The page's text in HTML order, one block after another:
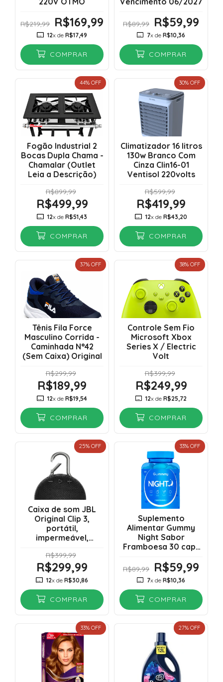
R$219,99 R$169,99
12x de R$17,49
COMPRAR
R$89,99 R$59,99
7x deR$10,36
COMPRAR
44% OFF
Fogão Industrial 2
Bocas Dupla Chama -
Chamalar (Outlet
Leia a Descrição)
R$899,99
R$499,99
12x de R$51,43
COMPRAR
30% OFF
Climatizador 16 litros
130w Branco Com
Cinza Clin16-01
Ventisol 220volts
R$599,99
R$419,99
12x de R$43,20
COMPRAR
37% OFF
Tênis Fila Force
Masculino Corrida -
Caminhada N°42
(Sem Caixa) Original
R$299,99
R$189,99
12x de R$19,54
COMPRAR
38% OFF
Controle Sem Fio
Microsoft Xbox
Series X / Electric
Volt
R$399,99
R$249,99
12x deR$25,72
COMPRAR
25% OFF
Caixa de som JBL
Original Clip 3,
portátil,
impermeável,
R$399,99
R$299,99
12x de R$30,86
COMPRAR
33% OFF
Suplemento
Alimentar Gummy
Night Sabor
Framboesa 30 caps
R$89,99 R$59,99
7x deR$10,36
COMPRAR
33% OFF 27% OFF